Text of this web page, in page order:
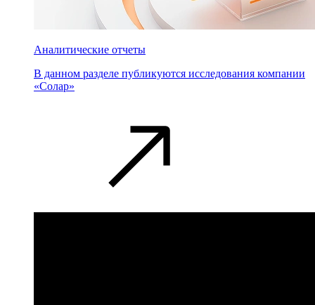
Аналитические отчеты
В данном разделе публикуются исследования компании
«Солар»